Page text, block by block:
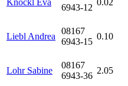
Knöckl Eva
6943-12
0.02
Liebl Andrea
08167
6943-15
0.10
Lohr Sabine
08167
6943-36
2.05